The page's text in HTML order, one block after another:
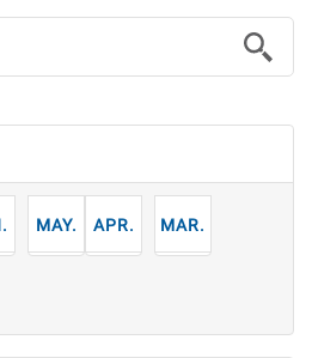
5月 4月 3月